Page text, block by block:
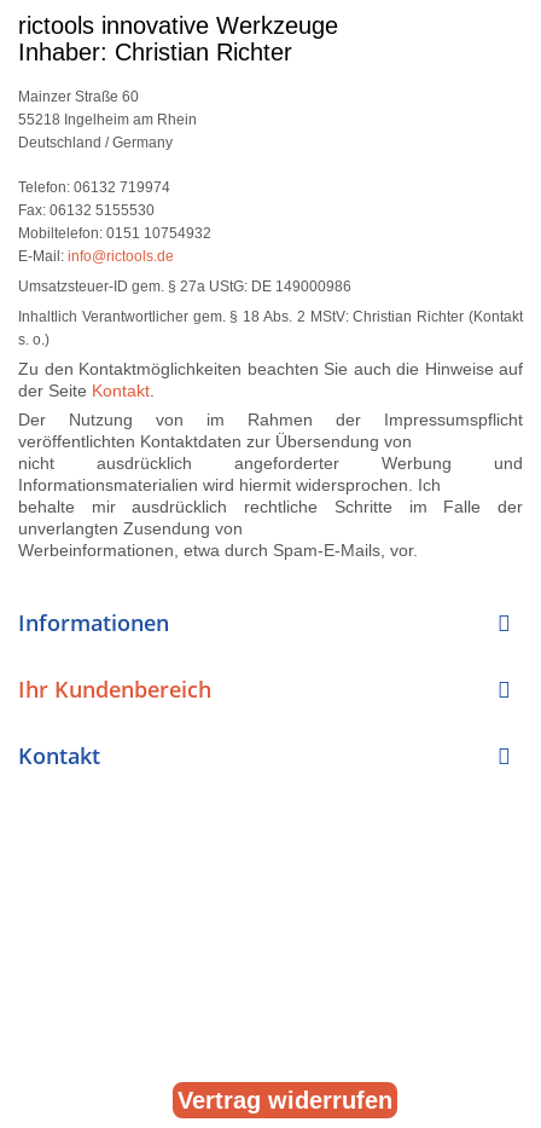
rictools innovative Werkzeuge
Inhaber: Christian Richter
Mainzer Straße 60
55218 Ingelheim am Rhein
Deutschland / Germany
Telefon: 06132 719974
Fax: 06132 5155530
Mobiltelefon: 0151 10754932
E-Mail: info@rictools.de
Umsatzsteuer-ID gem. § 27a UStG: DE 149000986
Inhaltlich Verantwortlicher gem. § 18 Abs. 2 MStV: Christian Richter (Kontakt
s. o.)
Zu den Kontaktmöglichkeiten beachten Sie auch die Hinweise auf
der Seite Kontakt
Der Nutzung von im Rahmen der Impressumspflicht
veröffentlichten Kontaktdaten zur Übersendung von
nicht ausdrücklich angeforderter Werbung und
Informationsmaterialien wird hiermit widersprochen. Ich
behalte mir ausdrücklich rechtliche Schritte im Falle der
unverlangten Zusendung von
Werbeinformationen, etwa durch Spam-E-Mails, vor.
Informationen
Ihr Kundenbereich
Kontakt
Vertrag widerrufen